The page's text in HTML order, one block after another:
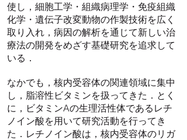
使し，細胞工学・組織病理学・免疫組織
化学・遺伝子改変動物の作製技術を広く
取り入れ，病因の解析を通じて新しい治
療法の開発をめざす基礎研究を追求して
いる．
なかでも，核内受容体の関連領域に集中
し，脂溶性ビタミンを扱ってきた．とく
に，ビタミンAの生理活性体であるレチ
ノイン酸を用いて研究活動を行ってき
た．レチノイン酸は，核内受容体のリガ